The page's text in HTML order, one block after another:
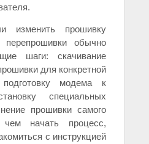
изменить прошивку
обычно
шаги: скачивание
для конкретной
модема к
специальных
прошивки самого
начать процесс,
с инструкцией